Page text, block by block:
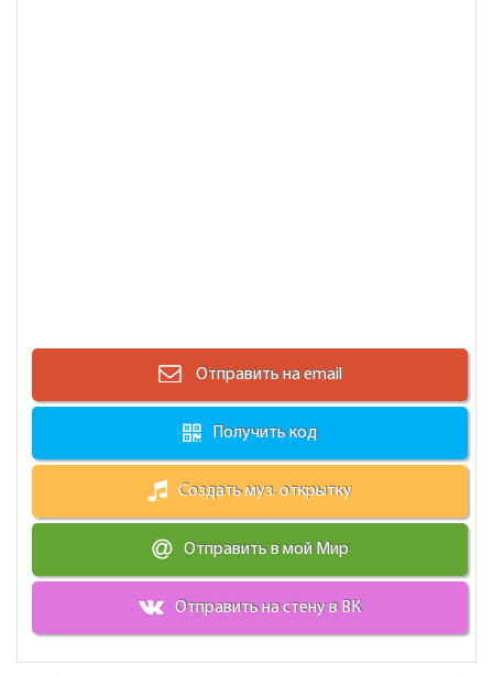
Отправить на email
Получить код
Создать муз. открытку
Отправить в мой Мир
Отправить на стену в ВК